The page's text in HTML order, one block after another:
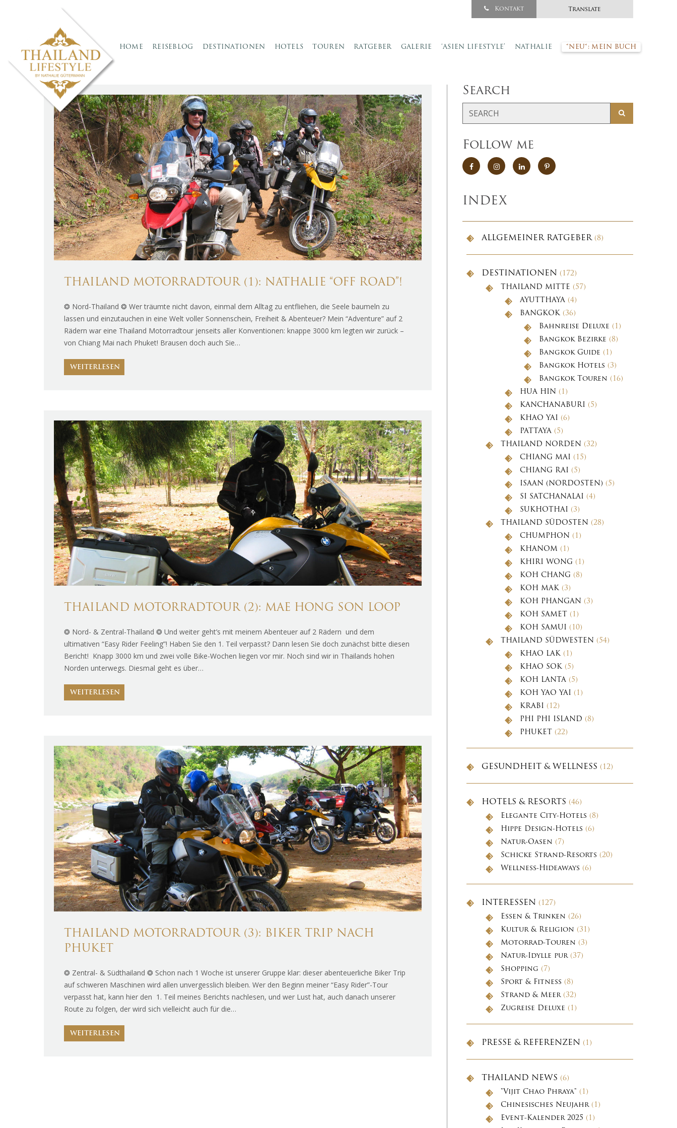
Kontakt Translate
HOME REISEBLOG DESTINATIONEN HOTELS TOUREN RATGEBER GALERIE ‘ASIEN LIFESTYLE’ NATHALIE *NEU*: MEIN BUCH
THAILAND MOTORRADTOUR (1): NATHALIE “OFF ROAD”!
❂ Nord-Thailand ❂ Wer träumte nicht davon, einmal dem Alltag zu entfliehen, die Seele baumeln zu
lassen und einzutauchen in eine Welt voller Sonnenschein, Freiheit & Abenteuer? Mein “Adventure” auf 2
Rädern war eine Thailand Motorradtour jenseits aller Konventionen: knappe 3000 km legten wir zurück –
von Chiang Mai nach Phuket! Brausen doch auch Sie…
WEITERLESEN
THAILAND MOTORRADTOUR (2): MAE HONG SON LOOP
❂ Nord- & Zentral-Thailand ❂ Und weiter geht’s mit meinem Abenteuer auf 2 Rädern und dem
ultimativen “Easy Rider Feeling”! Haben Sie den 1. Teil verpasst? Dann lesen Sie doch zunächst bitte diesen
Bericht! Knapp 3000 km und zwei volle Bike-Wochen liegen vor mir. Noch sind wir in Thailands hohen
Norden unterwegs. Diesmal geht es über…
WEITERLESEN
THAILAND MOTORRADTOUR (3): BIKER TRIP NACH
PHUKET
❂ Zentral- & Südthailand ❂ Schon nach 1 Woche ist unserer Gruppe klar: dieser abenteuerliche Biker Trip
auf schweren Maschinen wird allen unvergesslich bleiben. Wer den Beginn meiner “Easy Rider”-Tour
verpasst hat, kann hier den 1. Teil meines Berichts nachlesen, und wer Lust hat, auch danach unserer
Route zu folgen, der wird sich vielleicht auch für die…
WEITERLESEN
Search
Follow me
INDEX
ALLGEMEINER RATGEBER(8)
DESTINATIONEN (172)
THAILAND MITTE (57)
AYUTTHAYA (4)
BANGKOK(36)
Bahnreise Deluxe (1)
Bangkok Bezirke (8)
Bangkok Guide (1)
Bangkok Hotels (3)
Bangkok Touren (16)
HUA HIN (1)
KANCHANABURI (5)
KHAO YAI (6)
PATTAYA (5)
THAILAND NORDEN (32)
CHIANG MAI (15)
CHIANG RAI (5)
ISAAN (NORDOSTEN) (5)
SI SATCHANALAI (4)
SUKHOTHAI (3)
THAILAND SÜDOSTEN (28)
CHUMPHON (1)
KHANOM (1)
KHIRI WONG (1)
KOH CHANG (8)
KOH MAK(3)
KOH PHANGAN (3)
KOH SAMET (1)
KOH SAMUI (10)
THAILAND SÜDWESTEN (54)
KHAO LAK(1)
KHAO SOK(5)
KOH LANTA (5)
KOH YAO YAI (1)
KRABI (12)
PHI PHI ISLAND (8)
PHUKET (22)
GESUNDHEIT & WELLNESS (12)
HOTELS & RESORTS (46)
Elegante City-Hotels (8)
Hippe Design-Hotels (6)
Natur-Oasen (7)
Schicke Strand-Resorts (20)
Wellness-Hideaways (6)
INTERESSEN (127)
Essen & Trinken (26)
Kultur & Religion (31)
Motorrad-Touren (3)
Natur-Idylle pur(37)
Shopping (7)
Sport & Fitness (8)
Strand & Meer(32)
Zugreise Deluxe (1)
PRESSE & REFERENZEN (1)
THAILAND NEWS (6)
"Vijit Chao Phraya" (1)
Chinesisches Neujahr(1)
Event-Kalender 2025 (1)